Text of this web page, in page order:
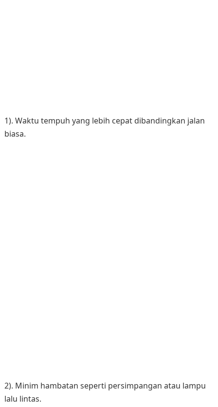
1). Waktu tempuh yang lebih cepat dibandingkan jalan
biasa.
2). Minim hambatan seperti persimpangan atau lampu
lalu lintas.